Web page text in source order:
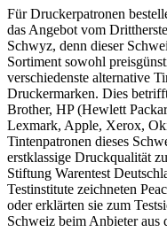
Für Druckerpatronen
das Angebot vom
Schwyz, denn dieser
Sortiment sowohl
verschiedenste alternative
Druckermarken. Dies
Brother, HP (Hewlett
Lexmark, Apple, Xerox,
Tintenpatronen dieses
erstklassige Druckqualität
Stiftung Warentest
Testinstitute zeichneten
oder erklärten sie zum
Schweiz beim Anbieter aus